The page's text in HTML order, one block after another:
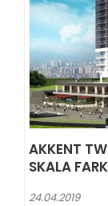
AKKENT
SKALA
24.04.2019